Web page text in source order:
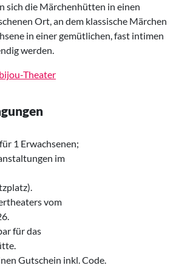
sich die Märchenhütten in einen
Ort, an dem klassische Märchen
in einer gemütlichen, fast intimen
werden.
Theater
für 1 Erwachsenen;
im
vom
für das
Gutschein inkl. Code.